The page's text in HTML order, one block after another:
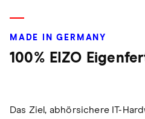
MADE IN GERMANY
100% EIZO
Das Ziel, abhörsichere IT-